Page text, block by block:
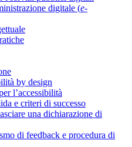
digitale (e-
by design
l’accessibilità
e criteri di successo
una dichiarazione di
di feedback e procedura di